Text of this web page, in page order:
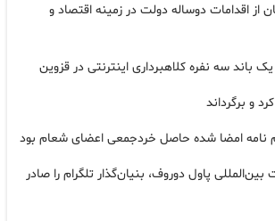
اقدامات دوساله دولت در زمینه اقتصاد و
و برگرداند
نامه امضا شده حاصل خردجمعی اعضای شعام بود
پاول دوروف، بنیان‌گذار تلگرام را صادر